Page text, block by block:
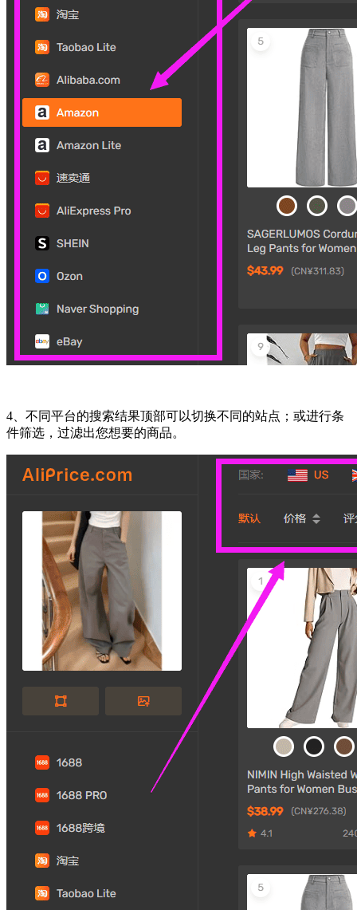
4、不同平台的搜索结果顶部可以切换不同的站点；或进行条
件筛选，过滤出您想要的商品。